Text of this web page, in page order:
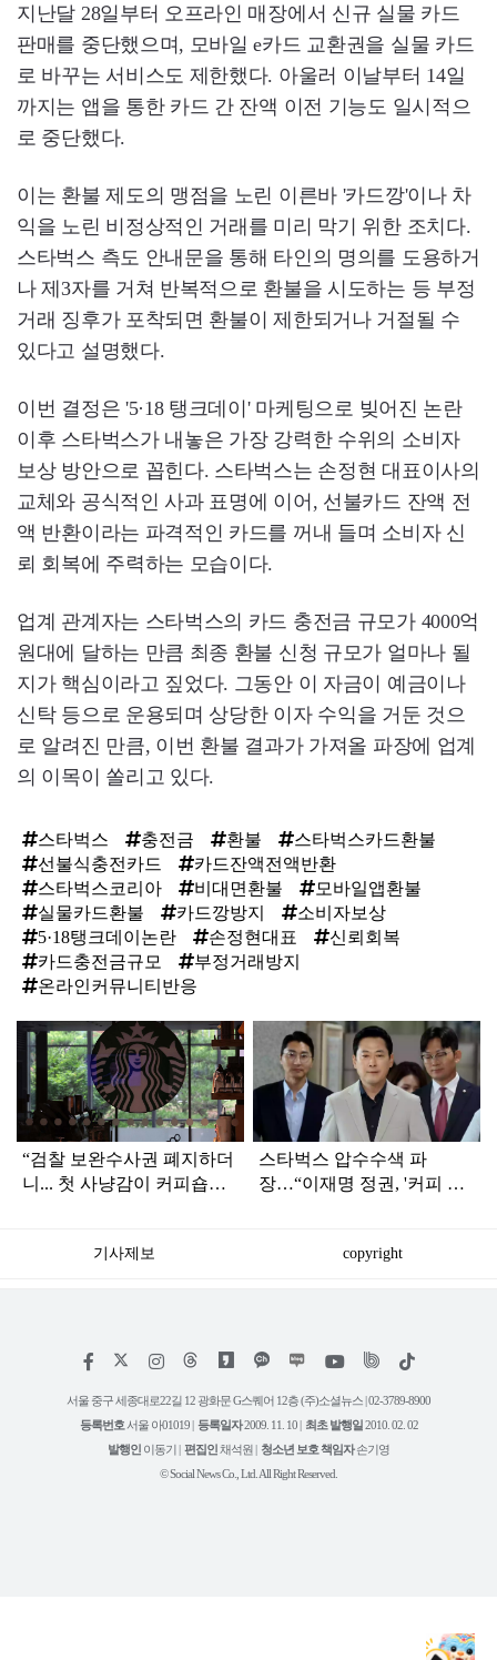
지난달 28일부터 오프라인 매장에서 신규 실물 카드
판매를 중단했으며, 모바일 e카드 교환권을 실물 카드
로 바꾸는 서비스도 제한했다. 아울러 이날부터 14일
까지는 앱을 통한 카드 간 잔액 이전 기능도 일시적으
로 중단했다.
이는 환불 제도의 맹점을 노린 이른바 '카드깡'이나 차
익을 노린 비정상적인 거래를 미리 막기 위한 조치다.
스타벅스 측도 안내문을 통해 타인의 명의를 도용하거
나 제3자를 거쳐 반복적으로 환불을 시도하는 등 부정
거래 징후가 포착되면 환불이 제한되거나 거절될 수
있다고 설명했다.
이번 결정은 '5·18 탱크데이' 마케팅으로 빚어진 논란
이후 스타벅스가 내놓은 가장 강력한 수위의 소비자
보상 방안으로 꼽힌다. 스타벅스는 손정현 대표이사의
교체와 공식적인 사과 표명에 이어, 선불카드 잔액 전
액 반환이라는 파격적인 카드를 꺼내 들며 소비자 신
뢰 회복에 주력하는 모습이다.
업계 관계자는 스타벅스의 카드 충전금 규모가 4000억
원대에 달하는 만큼 최종 환불 신청 규모가 얼마나 될
지가 핵심이라고 짚었다. 그동안 이 자금이 예금이나
신탁 등으로 운용되며 상당한 이자 수익을 거둔 것으
로 알려진 만큼, 이번 환불 결과가 가져올 파장에 업계
의 이목이 쏠리고 있다.
스타벅스 충전금 환불
스타벅스카드환불
선불식충전카드
카드잔액전액반환
스타벅스코리아
비대면환불
모바일앱환불
실물카드환불
카드깡방지
소비자보상
5·18탱크데이논란
손정현대표
신뢰회복
카드충전금규모
부정거래방지
온라인커뮤니티반응
탑
라
인
“검찰 보완수사권 폐지하더
니... 첫 사냥감이 커피숍인
스타벅스 압수수색 파
장…“이재명 정권, '커피 한
기사제보 copyright
페
스
인
타
램
위
트
유
튜
틱
서울 중구 세종대로22길 12 광화문 G스퀘어 12층 (주)소셜뉴스 | 02-3789-8900
등록번호 서울 아01019 | 등록일자2009. 11. 10 | 최초 발행일2010. 02. 02
발행인 이동기 | 편집인채석원 | 청소년 보호 책임자손기영
© Social News Co., Ltd. All Right Reserved.